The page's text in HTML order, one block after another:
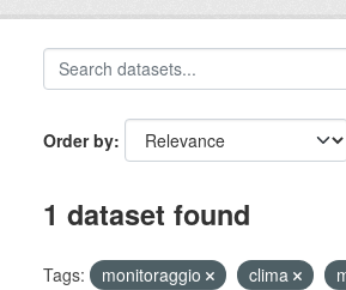
Order by
1 dataset found
Tags: monitoraggio clima